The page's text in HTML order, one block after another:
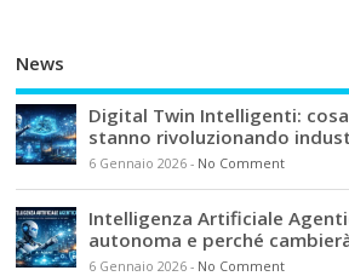
News
Digital Twin Intelligenti:
stanno rivoluzionando
6 Gennaio 2026 - No Comment
Intelligenza Artificiale
autonoma e perché
6 Gennaio 2026 - No Comment